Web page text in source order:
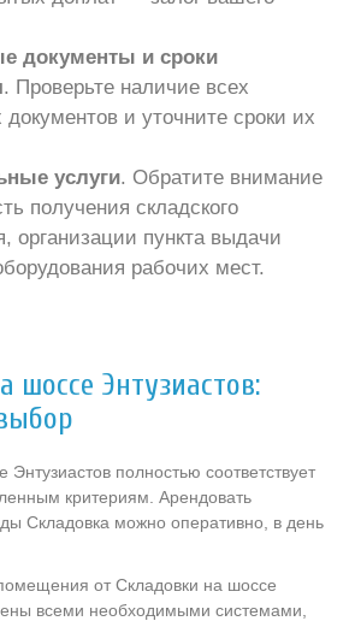
документы и сроки
. Проверьте наличие всех
и уточните сроки их
услуги. Обратите внимание
получения складского
организации пункта выдачи
рабочих мест.
шоссе Энтузиастов:
полностью соответствует
критериям. Арендовать
Складовка можно оперативно, в день
от Складовки на шоссе
всеми необходимыми системами,